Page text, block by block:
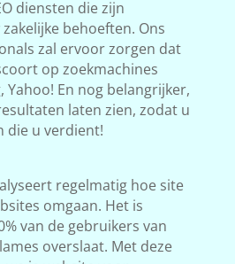
diensten die zijn
behoeften. Ons
zal ervoor zorgen dat
op zoekmachines
Yahoo! En nog belangrijker,
laten zien, zodat u
die u verdient!
regelmatig hoe site
omgaan. Het is
van de gebruikers van
overslaat. Met deze